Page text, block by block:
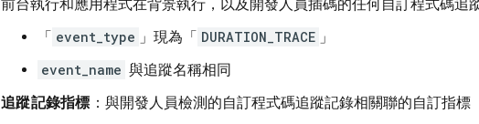
前台執行和應用程式在背景執行，以及開發人員插碼的任何自訂程式碼追
「 event_type 」現為「 DURATION_TRACE 」
event_name 與追蹤名稱相同
追蹤記錄指標 ：與開發人員檢測的自訂程式碼追蹤記錄相關聯的自訂指標